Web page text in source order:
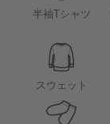
半袖Tシャツ
スウェット